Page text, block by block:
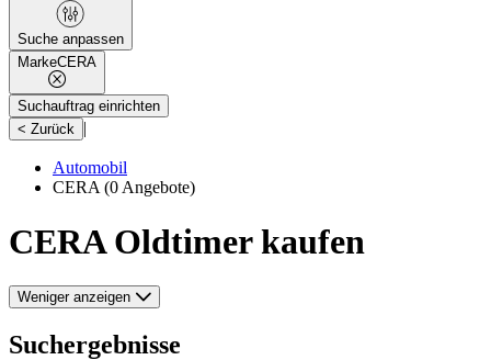
Suche anpassen
MarkeCERA
Suchauftrag einrichten
< Zurück |
Automobil
CERA (0 Angebote)
CERA Oldtimer kaufen
Weniger anzeigen
Suchergebnisse